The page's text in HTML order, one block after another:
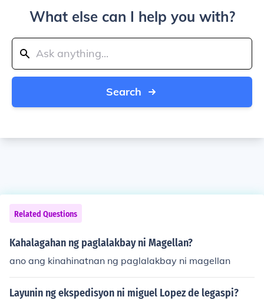
What else can I help you with?
Search
Related Questions
Kahalagahan ng paglalakbay ni Magellan?
ano ang kinahinatnan ng paglalakbay ni magellan
Layunin ng ekspedisyon ni miguel Lopez de legaspi?